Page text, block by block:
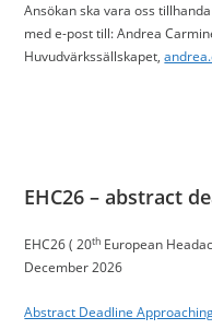
Ansökan ska vara oss
med e-post till: Andrea
Huvudvärkssällskapet,
EHC26 – abstract
EHC26 ( 20th European
December 2026
Abstract Deadline